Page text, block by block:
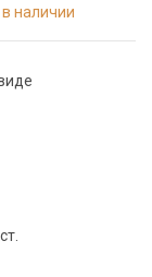
наличии